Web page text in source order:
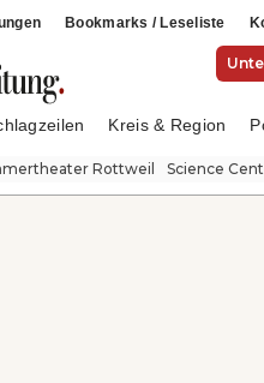
Bookmarks / Leseliste
Kreis & Region
Rottweil Science